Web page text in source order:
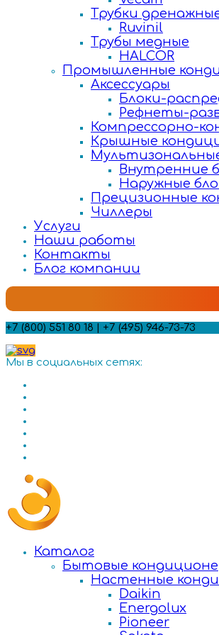
Трубки
Ruvinil
Трубы медные
HALCOR
Промышленные
Аксессуары
Блоки-
Рефнеты-
Компрессорно-
Крышные
Внутренние
Наружные
Прецизионные
Чиллеры
Услуги
Наши работы
Контакты
Блог компании
+7 (800) 551 80 18 | +7 (495) 946-73-73
Мы в социальных сетях:
Каталог
Бытовые
Настенные
Daikin
Energolux
Pioneer